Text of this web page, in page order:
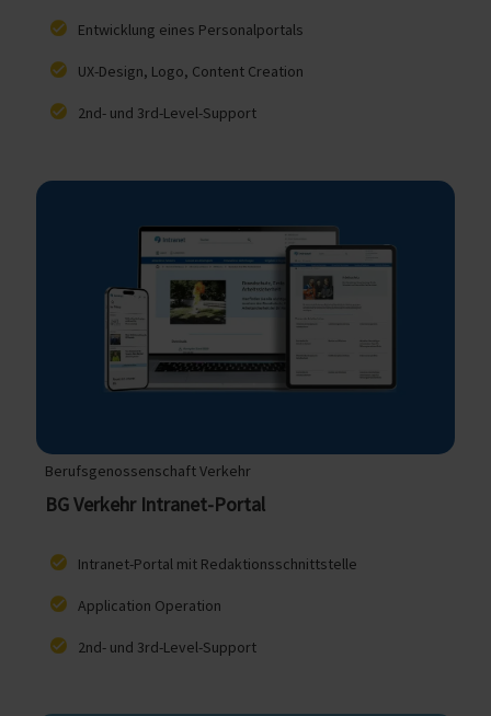
Entwicklung eines Personalportals
UX-Design, Logo, Content Creation
2nd- und 3rd-Level-Support
Berufsgenossenschaft Verkehr
BG Verkehr Intranet-Portal
Intranet-Portal mit Redaktionsschnittstelle
Application Operation
2nd- und 3rd-Level-Support